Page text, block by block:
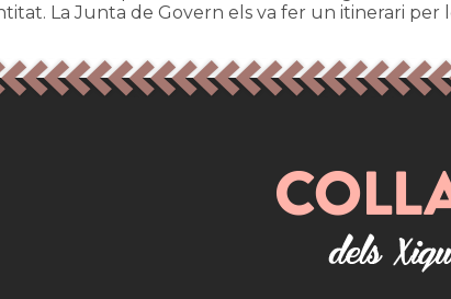
La Junta de Govern els va fer un itinerari per